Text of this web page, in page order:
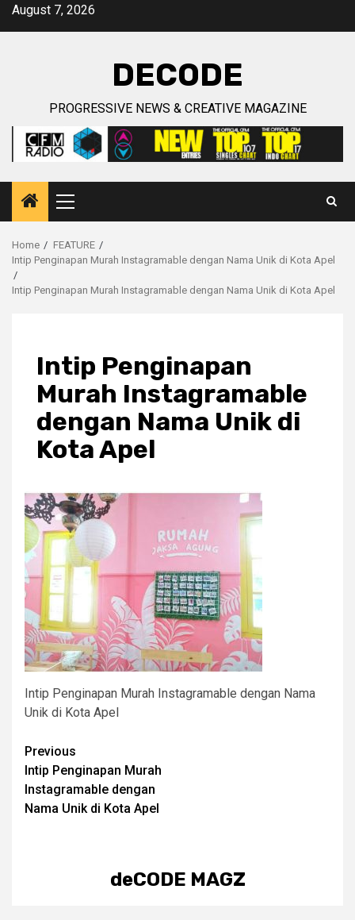
SkipAugust 7, 2026
DECODE
PROGRESSIVE NEWS & CREATIVE MAGAZINE
Primary
Menu
Home
FEATURE
Intip Penginapan Murah Instagramable dengan Nama Unik di Kota Apel
Intip Penginapan Murah Instagramable dengan Nama Unik di Kota Apel
Intip Penginapan
Murah Instagramable
dengan Nama Unik di
Kota Apel
Intip Penginapan Murah Instagramable dengan Nama
Unik di Kota Apel
Post
navigation
Previous
Intip Penginapan Murah
Instagramable dengan
Nama Unik di Kota Apel
deCODE MAGZ